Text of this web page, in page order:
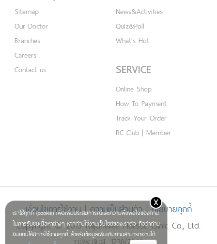
เราใช้คุกกี้ (cookie) เพื่อเพิ่มประสบการณ์และความพึงพอใจของท่าน
ในการรับชมเนื้อหาต่างๆ หากท่านใช้งานเว็บไซต์ของเราต่อ ถือว่าท่าน
ยินยอมให้มีการใช้งานคุกกี้ สำหรับข้อมูลเพิ่มเติมท่านสามารถอ่านได้
x
Sitemap
Our Doctor
Branches
Careers
Contact us
News&Activities
Quiz&Poll
What's Hot
SERVICE
Online Shop
How To Payment
Track Your Order
RC Club | Member
เงื่อนไขการใช้งาน|ความเป็นส่วนตัว|นโยบายคุกกี้
Copyright © 2019 Rajdhevee Holistic Clinic Co., Ltd.